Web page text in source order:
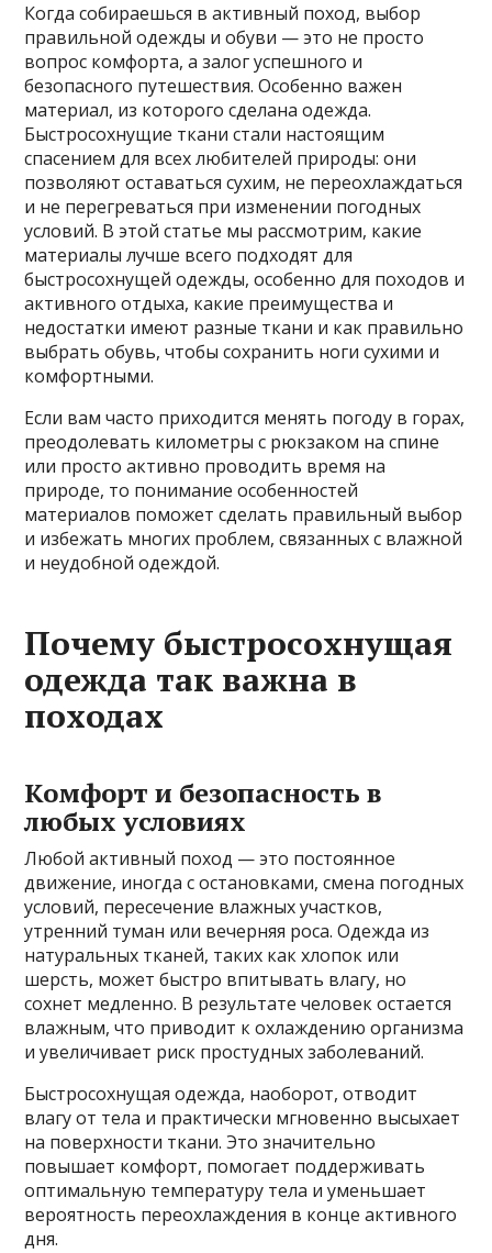
Когда собираешься в активный поход, выбор
правильной одежды и обуви — это не просто
вопрос комфорта, а залог успешного и
безопасного путешествия. Особенно важен
материал, из которого сделана одежда.
Быстросохнущие ткани стали настоящим
спасением для всех любителей природы: они
позволяют оставаться сухим, не переохлаждаться
и не перегреваться при изменении погодных
условий. В этой статье мы рассмотрим, какие
материалы лучше всего подходят для
быстросохнущей одежды, особенно для походов и
активного отдыха, какие преимущества и
недостатки имеют разные ткани и как правильно
выбрать обувь, чтобы сохранить ноги сухими и
комфортными.
Если вам часто приходится менять погоду в горах,
преодолевать километры с рюкзаком на спине
или просто активно проводить время на
природе, то понимание особенностей
материалов поможет сделать правильный выбор
и избежать многих проблем, связанных с влажной
и неудобной одеждой.
Почему быстросохнущая
одежда так важна в
походах
Комфорт и безопасность в
любых условиях
Любой активный поход — это постоянное
движение, иногда с остановками, смена погодных
условий, пересечение влажных участков,
утренний туман или вечерняя роса. Одежда из
натуральных тканей, таких как хлопок или
шерсть, может быстро впитывать влагу, но
сохнет медленно. В результате человек остается
влажным, что приводит к охлаждению организма
и увеличивает риск простудных заболеваний.
Быстросохнущая одежда, наоборот, отводит
влагу от тела и практически мгновенно высыхает
на поверхности ткани. Это значительно
повышает комфорт, помогает поддерживать
оптимальную температуру тела и уменьшает
вероятность переохлаждения в конце активного
дня.